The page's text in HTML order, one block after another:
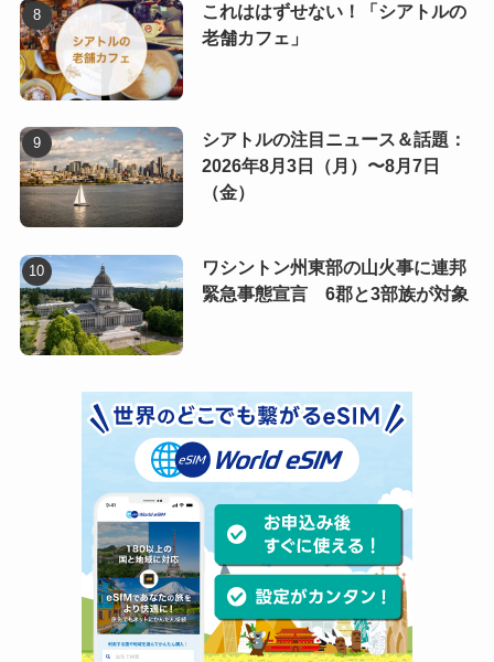
これははずせない！「シアトルの
老舗カフェ」
シアトルの注目ニュース＆話題：
2026年8月3日（月）〜8月7日
（金）
ワシントン州東部の山火事に連邦
緊急事態宣言 6郡と3部族が対象